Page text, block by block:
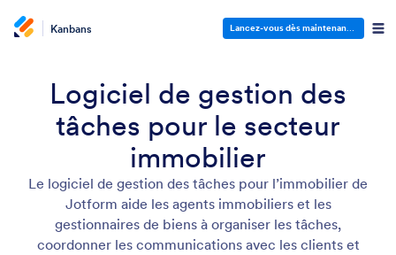
Kanbans Lancez-vous dès maintenant— C'est
Logiciel de gestion des
tâches pour le secteur
immobilier
Le logiciel de gestion des tâches pour l’immobilier de
Jotform aide les agents immobiliers et les
gestionnaires de biens à organiser les tâches,
coordonner les communications avec les clients et